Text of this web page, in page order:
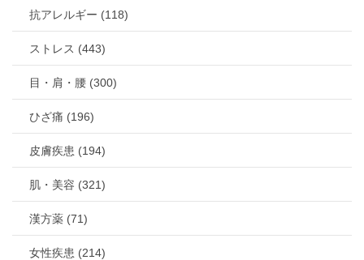
抗アレルギー (118)
ストレス (443)
目・肩・腰 (300)
ひざ痛 (196)
皮膚疾患 (194)
肌・美容 (321)
漢方薬 (71)
女性疾患 (214)